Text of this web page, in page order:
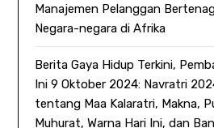
Manajemen Pelanggan
Negara-negara di Afrika
Berita Gaya Hidup Terkini,
Ini 9 Oktober 2024: Navratri
tentang Maa Kalaratri, Makna,
Muhurat, Warna Hari Ini, dan